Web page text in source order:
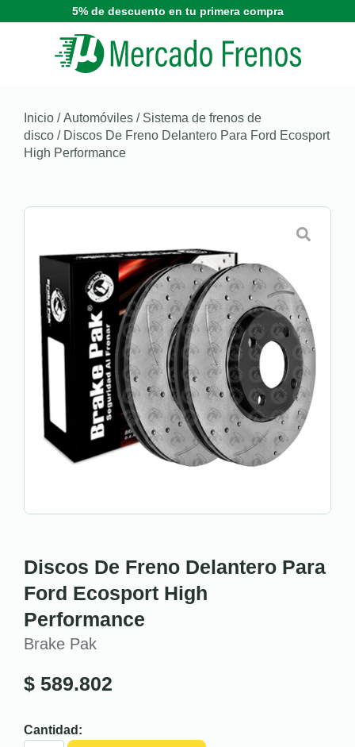
5% de descuento en tu primera compra
Inicio /Automóviles / Sistema de frenos de
disco / Discos De Freno Delantero Para Ford Ecosport
High Performance
Discos De Freno Delantero Para
Ford Ecosport High
Performance
Brake Pak
$ 589.802
Cantidad: